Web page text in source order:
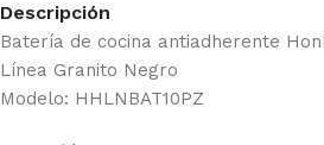
Descripción
Batería de cocina antiadherente
Línea Granito Negro
Modelo: HHLNBAT10PZ